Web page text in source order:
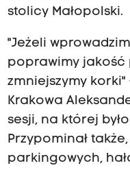
stolicy Małopolski.
"Jeżeli
poprawimy jakość
zmniejszymy
Krakowa
sesji, na której
Przypominał
parkingowych,